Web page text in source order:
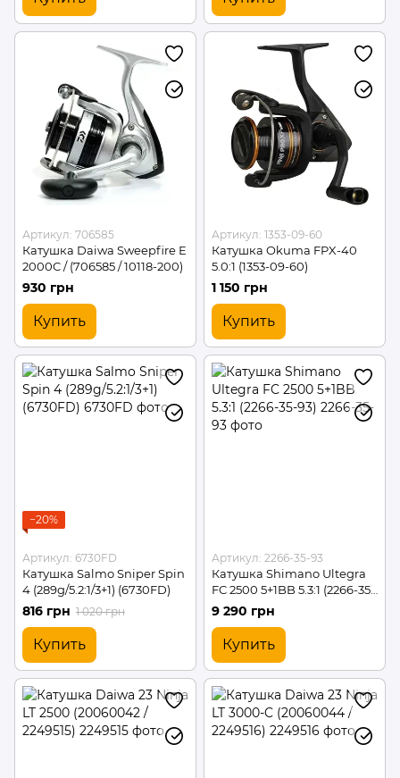
Артикул: 706585
Катушка Daiwa Sweepfire E
2000C / (706585 / 10118-200)
930 грн
Купить
Артикул: 1353-09-60
Катушка Okuma FPX-40
5.0:1 (1353-09-60)
1 150 грн
Купить
−20%
Артикул: 6730FD
Катушка Salmo Sniper Spin
4 (289g/5.2:1/3+1) (6730FD)
816 грн 1 020 грн
Купить
Артикул: 2266-35-93
Катушка Shimano Ultegra
FC 2500 5+1BB 5.3:1 (2266-35-
93)
9 290 грн
Купить